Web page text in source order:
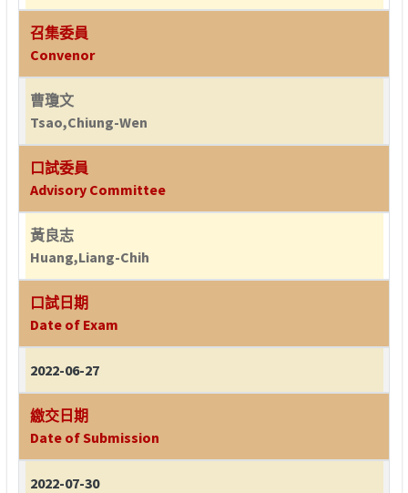
召集委員
Convenor
曹瓊文
Tsao,Chiung-Wen
口試委員
Advisory Committee
黃良志
Huang,Liang-Chih
口試日期
Date of Exam
2022-06-27
繳交日期
Date of Submission
2022-07-30